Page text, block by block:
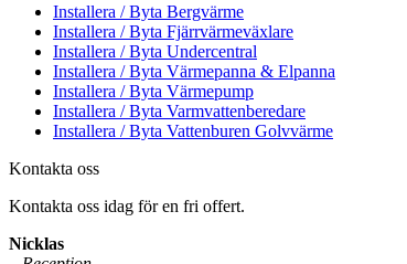
Installera / Byta Bergvärme
Installera / Byta Fjärrvärmeväxlare
Installera / Byta Undercentral
Installera / Byta Värmepanna & Elpanna
Installera / Byta Värmepump
Installera / Byta Varmvattenberedare
Installera / Byta Vattenburen Golvvärme
Kontakta oss
Kontakta oss idag för en fri offert.
Nicklas